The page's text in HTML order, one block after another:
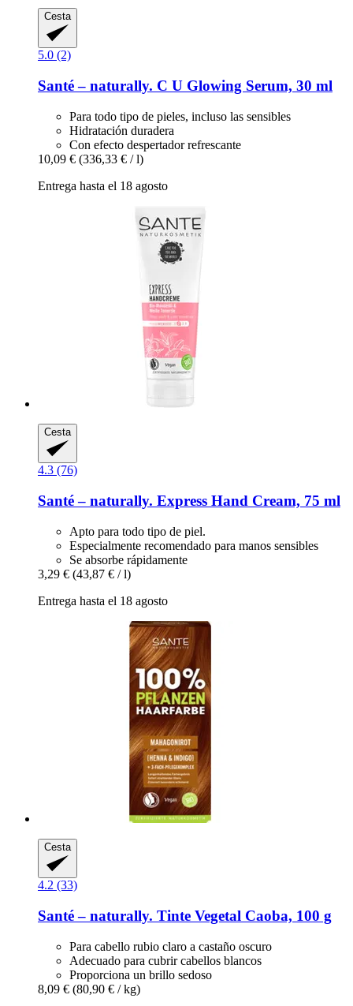
Cesta
5.0 (2)
Santé – naturally. C U Glowing Serum, 30 ml
Para todo tipo de pieles, incluso las sensibles
Hidratación duradera
Con efecto despertador refrescante
10,09 € (336,33 € / l)
Entrega hasta el 18 agosto
Cesta
4.3 (76)
Santé – naturally. Express Hand Cream, 75 ml
Apto para todo tipo de piel.
Especialmente recomendado para manos sensibles
Se absorbe rápidamente
3,29 € (43,87 € / l)
Entrega hasta el 18 agosto
Cesta
4.2 (33)
Santé – naturally. Tinte Vegetal Caoba, 100 g
Para cabello rubio claro a castaño oscuro
Adecuado para cubrir cabellos blancos
Proporciona un brillo sedoso
8,09 € (80,90 € / kg)